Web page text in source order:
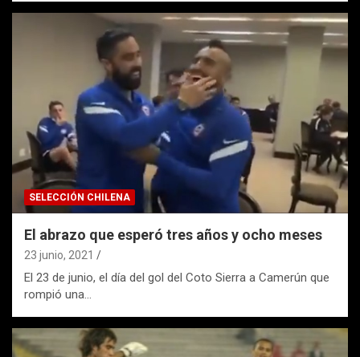
SELECCIÓN CHILENA
El abrazo que esperó tres años y ocho meses
23 junio, 2021
El 23 de junio, el día del gol del Coto Sierra a Camerún que
rompió una…